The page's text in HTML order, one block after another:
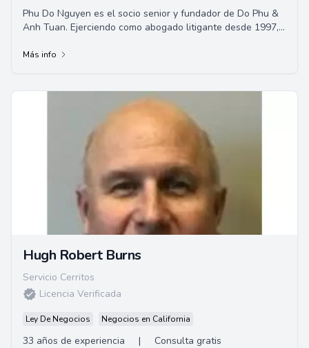
Phu Do Nguyen es el socio senior y fundador de Do Phu &
Anh Tuan. Ejerciendo como abogado litigante desde 1997,
Más info
Hugh Robert Burns
Servicio Cerritos
Licencia Verificada
Ley De Negocios Negocios en California
33 años de experiencia |
Consulta gratis